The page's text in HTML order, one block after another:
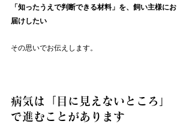
「知ったうえで判断できる材料」を、飼い主様にお
届けしたい
その思いでお伝えします。
病気は「目に見えないところ」
で進むことがあります